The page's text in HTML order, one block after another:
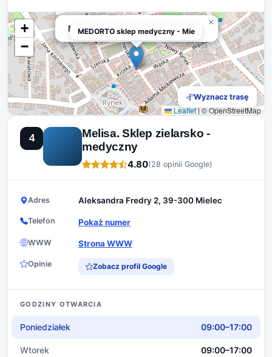
MEDORTO sklep medyczny - Mielec
×
+
−
Leaflet|© OpenStreetMap
MEDORTO sklep medyczny - Mie
Wyznacz trasę
4
Melisa. Sklep zielarsko -
medyczny
4.80(28 opinii Google)
Adres Aleksandra Fredry 2, 39-300 Mielec
Telefon Pokaż numer
WWW Strona WWW
Opinie Zobacz profil Google
GODZINY OTWARCIA
Poniedziałek 09:00–17:00
Wtorek 09:00–17:00